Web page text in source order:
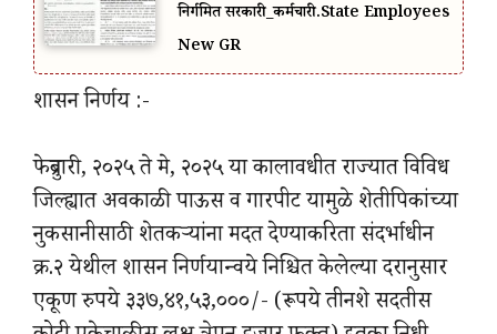
निर्गमित सरकारी_कर्मचारी.State Employees
New GR
शासन निर्णय :-
फेब्रुवारी, २०२५ ते मे, २०२५ या कालावधीत राज्यात विविध
जिल्ह्यात अवकाळी पाऊस व गारपीट यामुळे शेतीपिकांच्या
नुकसानीसाठी शेतकऱ्यांना मदत देण्याकरिता संदर्भाधीन
क्र.२ येथील शासन निर्णयान्वये निश्चित केलेल्या दरानुसार
एकूण रुपये ३३७,४१,५३,०००/- (रूपये तीनशे सदतीस